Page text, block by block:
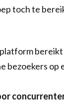
toch te
bezoekers op